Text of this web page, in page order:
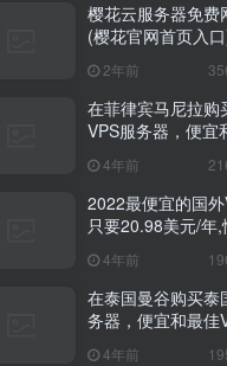
樱花云服务器免费
(樱花官网首页入
2年前
在菲律宾马尼拉购
VPS服务器，便宜
VPS托管2023
4年前
2022最便宜的国
只要20.98美元/年,
高得VPS
4年前
在泰国曼谷购买泰
务器，便宜和最佳
2023
4年前